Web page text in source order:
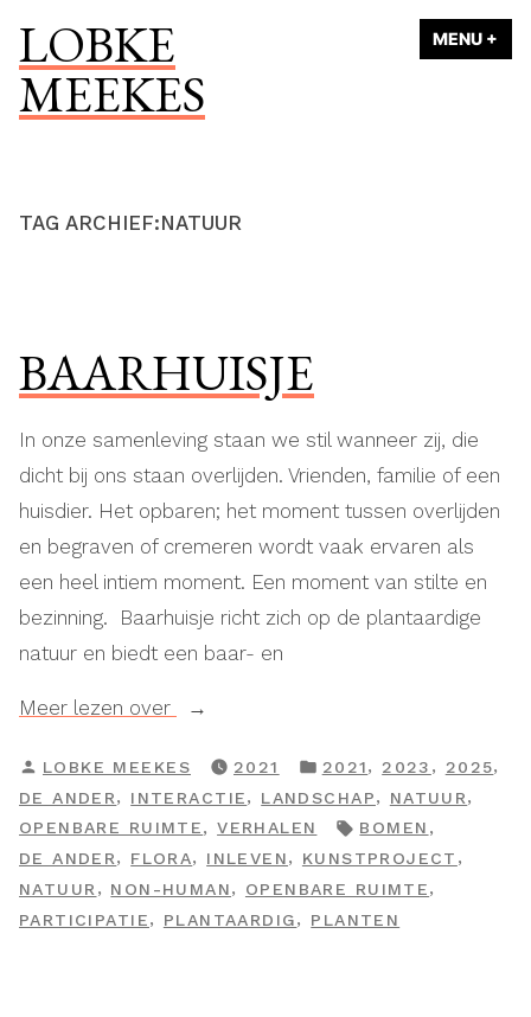
inhoud
springen
LOBKE
MEEKES
MENU +
TAG ARCHIEF:NATUUR
BAARHUISJE
In onze samenleving staan we stil wanneer zij, die
dicht bij ons staan overlijden. Vrienden, familie of een
huisdier. Het opbaren; het moment tussen overlijden
en begraven of cremeren wordt vaak ervaren als
een heel intiem moment. Een moment van stilte en
bezinning. Baarhuisje richt zich op de plantaardige
natuur en biedt een baar- en
Meer lezen over “Baarhuisje”
GEPLAATST
DOOR
LOBKE MEEKES 2021
GEPLAATST
IN
2021, 2023 , 2025,
DE ANDER, INTERACTIE, LANDSCHAP, NATUUR,
OPENBARE RUIMTE,VERHALEN TAGS:
BOMEN ,
DE ANDER, FLORA, INLEVEN, KUNSTPROJECT ,
NATUUR, NON-HUMAN, OPENBARE RUIMTE,
PARTICIPATIE, PLANTAARDIG, PLANTEN